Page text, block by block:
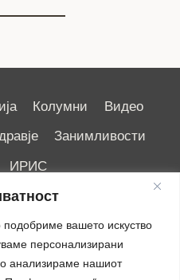
вашето искуство
персонализирани
анализираме нашиот
Колумни
Видео
Занимливости
ИРИС
|Маркетинг